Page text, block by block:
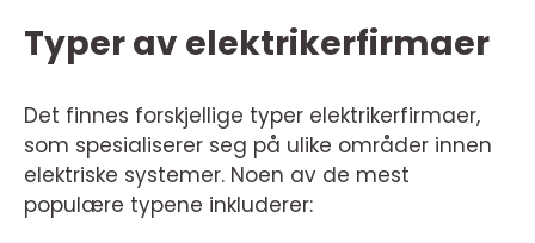
Typer av elektrikerfirmaer
Det finnes forskjellige typer elektrikerfirmaer,
som spesialiserer seg på ulike områder innen
elektriske systemer. Noen av de mest
populære typene inkluderer: